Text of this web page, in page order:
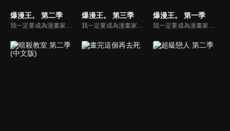
爆漫王。 第二季 爆漫王。 第三季 爆漫王。 第一季